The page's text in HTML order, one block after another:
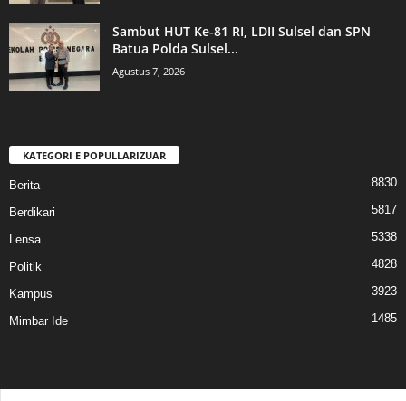
Sambut HUT Ke-81 RI, LDII Sulsel dan SPN
Batua Polda Sulsel...
Agustus 7, 2026
KATEGORI E POPULLARIZUAR
Berita 8830
Berdikari 5817
Lensa 5338
Politik 4828
Kampus 3923
Mimbar Ide 1485